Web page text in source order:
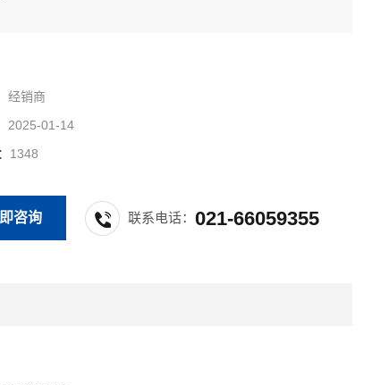
经销商
2025-01-14
1348
咨询 联系电话：021-66059355